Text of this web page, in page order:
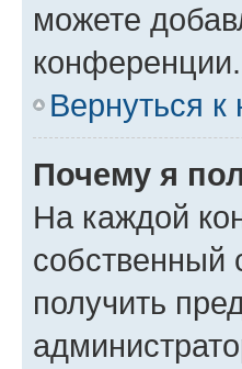
можете
конференции.
Вернуться к
Почему я
На каждой
собственный
получить